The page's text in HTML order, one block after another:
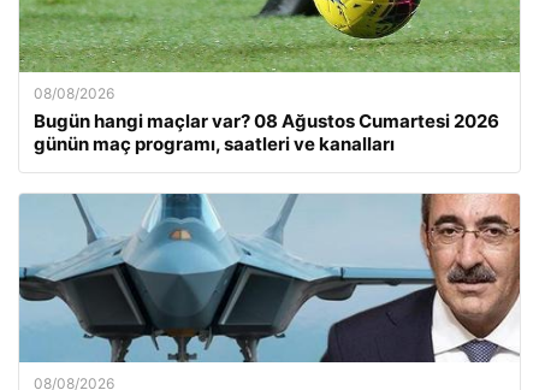
08/08/2026
Bugün hangi maçlar var? 08 Ağustos Cumartesi 2026
günün maç programı, saatleri ve kanalları
08/08/2026